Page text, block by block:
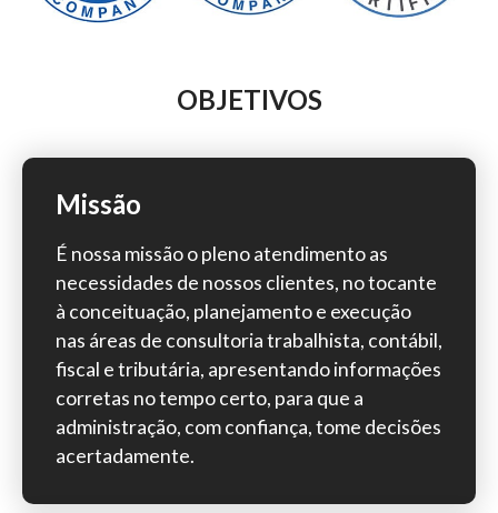
OBJETIVOS
Missão
É nossa missão o pleno atendimento as
necessidades de nossos clientes, no tocante
à conceituação, planejamento e execução
nas áreas de consultoria trabalhista, contábil,
fiscal e tributária, apresentando informações
corretas no tempo certo, para que a
administração, com confiança, tome decisões
acertadamente.